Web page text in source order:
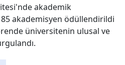
akademik
akademisyen ödüllendirildi
üniversitenin ulusal ve